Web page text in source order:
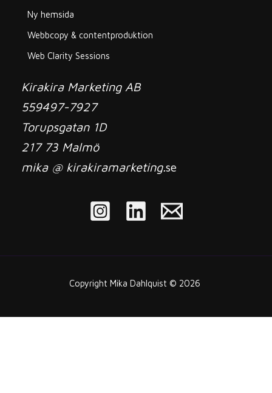
Ny hemsida
Webbcopy & contentproduktion
Web Clarity Sessions
Kirakira Marketing AB
559497-7927
Torupsgatan 1D
217 73 Malmö
mika @ kirakiramarketing.se
Copyright Mika Dahlquist © 2026